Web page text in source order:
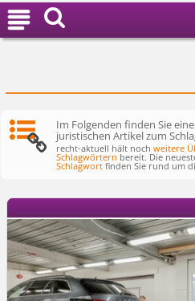

Im Folgenden finden Sie
juristischen Artikel zum
recht-aktuell hält nochweitere
Schlagwörtern bereit. Die
Schlagwort finden Sie rund um